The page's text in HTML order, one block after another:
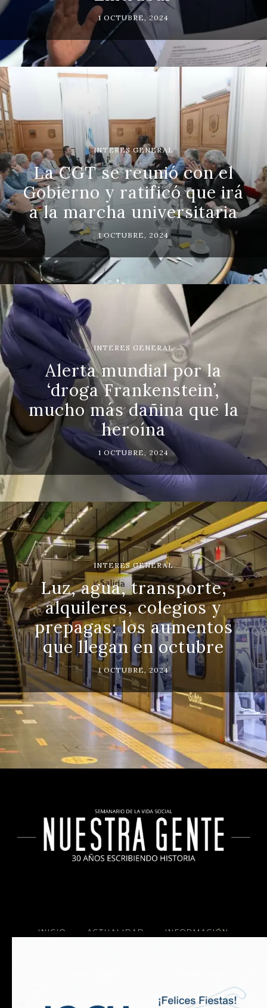
1 OCTUBRE, 2024
INTERES GENERAL
La CGT se reunió con el
Gobierno y ratificó que irá
a la marcha universitaria
1 OCTUBRE, 2024
INTERES GENERAL
Alerta mundial por la
‘droga Frankenstein’,
mucho más dañina que la
heroína
1 OCTUBRE, 2024
INTERES GENERAL
Luz, agua, transporte,
alquileres, colegios y
prepagas: los aumentos
que llegan en octubre
1 OCTUBRE, 2024
INICIO ACTUALIDAD INFORMACIÓN